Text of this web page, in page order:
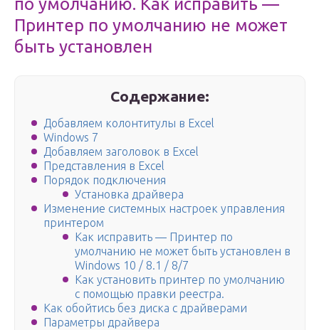
по умолчанию. Как исправить —
Принтер по умолчанию не может
быть установлен
Содержание:
Добавляем колонтитулы в Excel
Windows 7
Добавляем заголовок в Excel
Представления в Excel
Порядок подключения
Установка драйвера
Изменение системных настроек управления
принтером
Как исправить — Принтер по
умолчанию не может быть установлен в
Windows 10 / 8.1 / 8/7
Как установить принтер по умолчанию
с помощью правки реестра.
Как обойтись без диска с драйверами
Параметры драйвера